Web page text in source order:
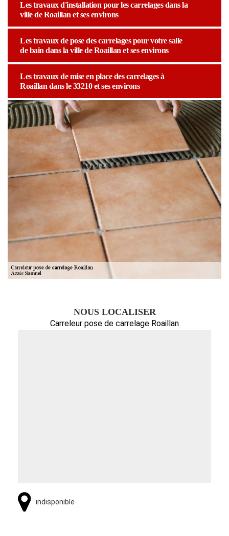
Les travaux d'installation pour les carrelages dans la
ville de Roaillan et ses environs
Les travaux de pose des carrelages pour votre salle
de bain dans la ville de Roaillan et ses environs
Les travaux de mise en place des carrelages à
Roaillan dans le 33210 et ses environs
NOUS LOCALISER
Carreleur pose de carrelage Roaillan
indisponible